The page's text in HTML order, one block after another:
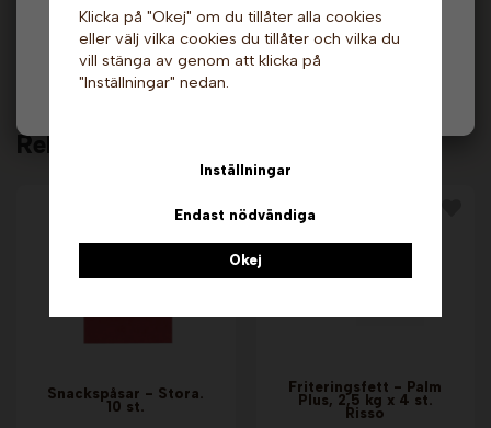
moms) eller företag (exkl. moms) för hur våra priser
ska visas.
Privat
Direktlänk:
Högerklicka och kopiera adressen
Relaterade produkter
Snackspåsar - Stora.
10 st.
Friteringsfett - Palm
Plus, 2,5 kg x 4 st.
Risso
Klicka på "Okej" om du tillåter alla cookies
eller välj vilka cookies du tillåter och vilka du
vill stänga av genom att klicka på
"Inställningar" nedan.
Inställningar
Endast nödvändiga
Okej